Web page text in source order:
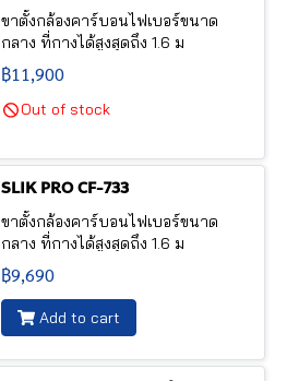
ขาตั้งกล้องคาร์บอนไฟเบอร์ขนาด
กลาง ที่กางได้สูงสุดถึง 1.6 ม
฿11,900
Out of stock
SLIK PRO CF-733
ขาตั้งกล้องคาร์บอนไฟเบอร์ขนาด
กลาง ที่กางได้สูงสุดถึง 1.6 ม
฿9,690
Add to cart